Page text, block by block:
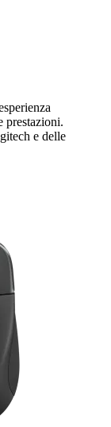
prestazioni.
e delle